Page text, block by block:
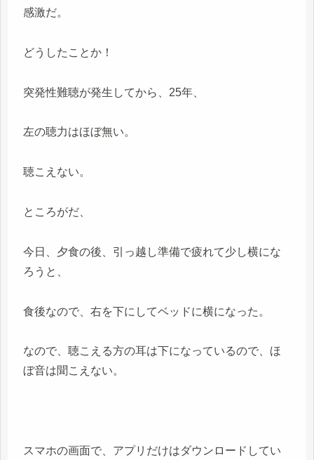
感激だ。
どうしたことか！
突発性難聴が発生してから、25年、
左の聴力はほぼ無い。
聴こえない。
ところがだ、
今日、夕食の後、引っ越し準備で疲れて少し横にな
ろうと、
食後なので、右を下にしてベッドに横になった。
なので、聴こえる方の耳は下になっているので、ほ
ぼ音は聞こえない。
スマホの画面で、アプリだけはダウンロードしてい